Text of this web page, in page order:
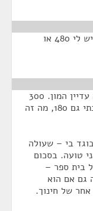
חבר הכנסת טאהא צודק בהערתו. ומה אם יש לי 480 או
בדיוק. לומדים פחות מ-500 תלמידים, וזה עדיין המון. 300
תלמידים זה המון, 350, 400, 480, ומבחינתי גם 180, מה זה
בי – שעולה
אני טועה. בסכום
בית ספר –
גם אם הוא
של חינוך.